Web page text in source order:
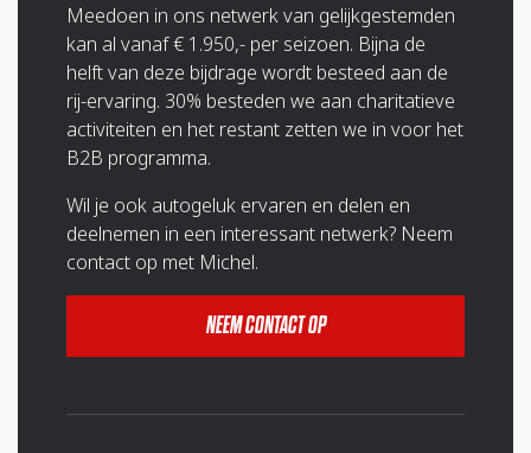
Meedoen in ons netwerk van gelijkgestemden
kan al vanaf € 1.950,- per seizoen. Bijna de
helft van deze bijdrage wordt besteed aan de
rij-ervaring. 30% besteden we aan charitatieve
activiteiten en het restant zetten we in voor het
B2B programma.
Wil je ook autogeluk ervaren en delen en
deelnemen in een interessant netwerk? Neem
contact op met Michel.
NEEM CONTACT OP